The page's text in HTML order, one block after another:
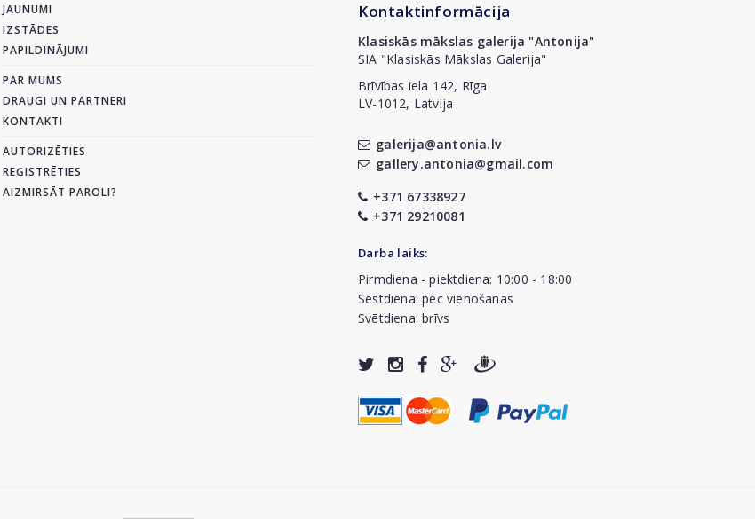
JAUNUMI
IZSTĀDES
PAPILDINĀJUMI
PAR MUMS
DRAUGI UN PARTNERI
KONTAKTI
AUTORIZĒTIES
REĢISTRĒTIES
AIZMIRSĀT PAROLI?
Kontaktinformācija
Klasiskās mākslas galerija "Antonija"
SIA "Klasiskās Mākslas Galerija"
Brīvības iela 142, Rīga
LV-1012, Latvija
galerija@antonia.lv
gallery.antonia@gmail.com
+371 67338927
+371 29210081
Darba laiks:
Pirmdiena - piektdiena: 10:00 - 18:00
Sestdiena: pēc vienošanās
Svētdiena: brīvs